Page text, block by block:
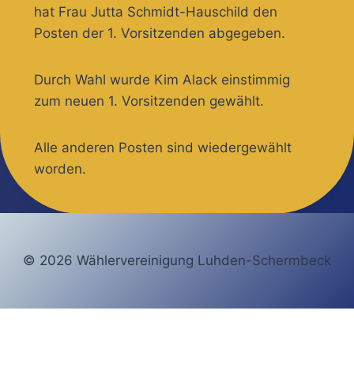
hat Frau Jutta Schmidt-Hauschild den
Posten der 1. Vorsitzenden abgegeben.
Durch Wahl wurde Kim Alack einstimmig
zum neuen 1. Vorsitzenden gewählt.
Alle anderen Posten sind wiedergewählt
worden.
© 2026 Wählervereinigung Luhden-Schermbeck